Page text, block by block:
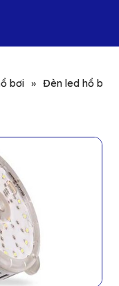
bơi » Đèn led hồ bơi: